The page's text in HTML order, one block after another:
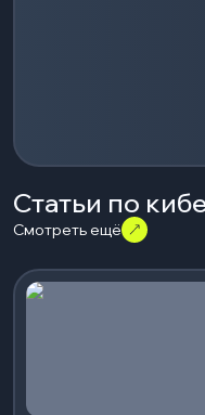
Статьи по
Смотреть ещё